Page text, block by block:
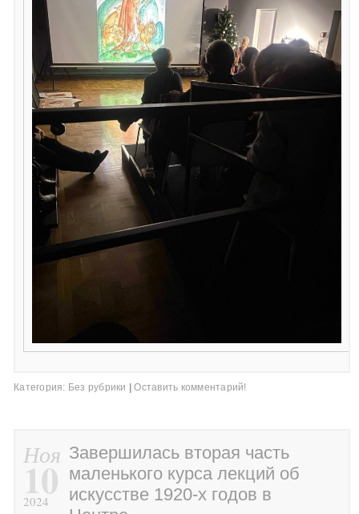
Категория: Без рубрики Оставить комментарий!
Ноя
10
2024
Завершилась вторая часть
маленького курса лекций об
искусстве 1920-х годов в